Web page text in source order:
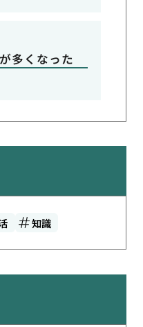
多くなった
知識